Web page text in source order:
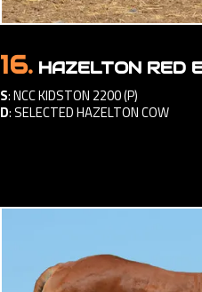
16. HAZELTON RED
S:NCC KIDSTON 2200 (P)
D:SELECTED HAZELTON COW